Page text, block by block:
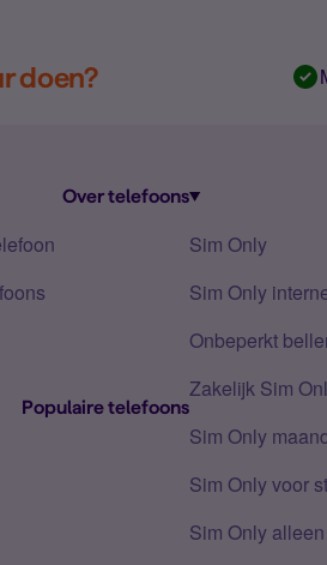
doen?
Over telefoons
Populaire telefoons
Sim Only
Sim Only
Onbeperkt
Zakelijk Sim
Sim Only
Sim Only voor
Sim Only